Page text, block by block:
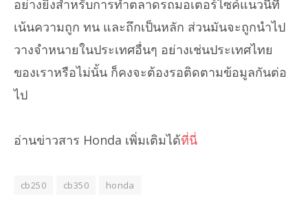
อย่างยิ่งสำหรับการทำตลาดรถมอเตอร์ไซค์แนวนี้ที่
เน้นความถูก ทน และถึกเป็นหลัก ส่วนมันจะถูกนำไป
วางจำหนายในประเทศอื่นๆ อย่างเช่นประเทศไทย
ของเราหรือไม่นั้น ก็คงจะต้องรอติดตามข้อมูลกันต่อ
ไป
อ่านข่าวสาร Honda เพิ่มเติมได้ที่นี่
cb250 cb350 honda